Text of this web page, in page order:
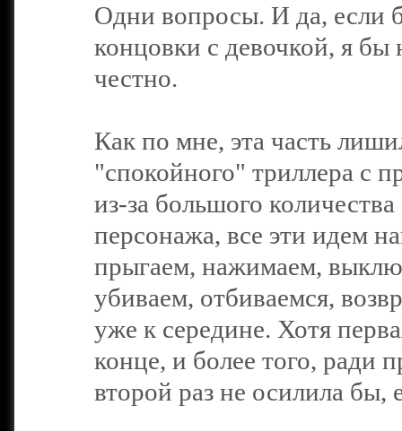
Одни вопросы. И да, если
концовки с девочкой, я бы
честно.
Как по мне, эта часть
"спокойного" триллера с
из-за большого
персонажа, все эти идем
прыгаем, нажимаем,
убиваем, отбиваемся,
уже к середине. Хотя
конце, и более того, ради
второй раз не осилила бы,